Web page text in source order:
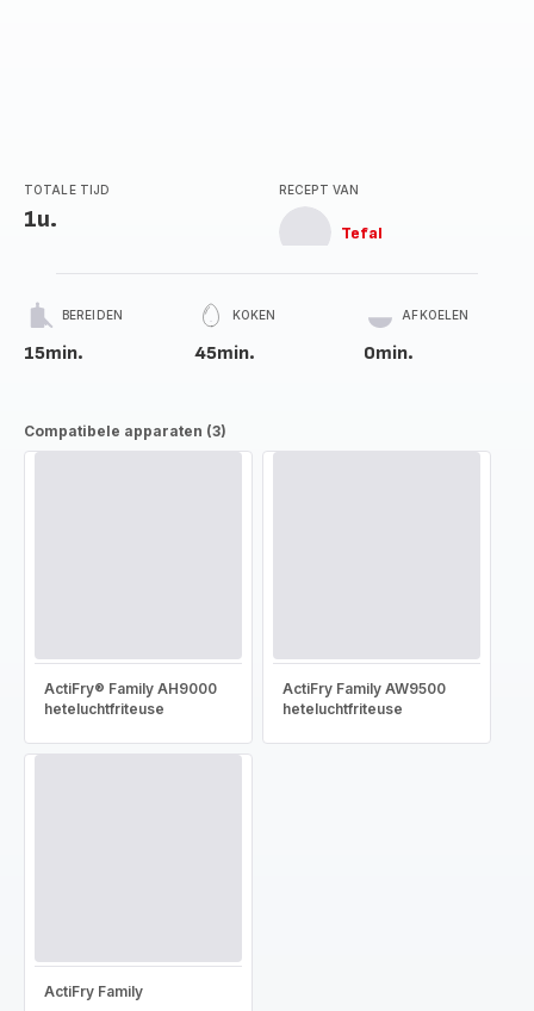
TOTALE TIJD
1u.
RECEPT VAN
Tefal
BEREIDEN
15min.
KOKEN
45min.
AFKOELEN
0min.
Compatibele apparaten (3)
ActiFry® Family AH9000
heteluchtfriteuse
ActiFry Family AW9500
heteluchtfriteuse
ActiFry Family